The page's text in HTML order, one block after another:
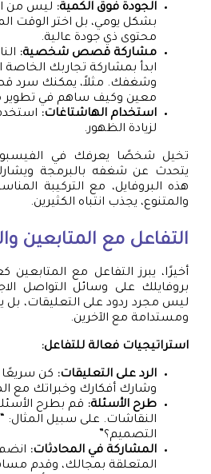
الجودة فوق الكمية: ليس من
بشكل يومي، بل اختر الوقت
محتوى ذي جودة عالية.
مشاركة قصص شخصية:
ابدأ بمشاركة تجاربك
وشغفك. مثلاً، يمكنك سرد
معين وكيف ساهم في تطوير
استخدام الهاشتاغات:
لزيادة الظهور.
تخيل شخصًا يعرفك في
يتحدث عن شغفه بالبرمجة
هذه البروفايل، مع التركيبة
والمتنوع، يجذب انتباه الكثيرين.
التفاعل مع المتابعين
أخيرًا، يبرز التفاعل مع
بروفايلك على وسائل التواصل
ليس مجرد ردود على التعليقات، بل
ومستدامة مع الآخرين.
استراتيجيات فعالة للتفاعل:
الرد على التعليقات: كن سريعًا
وشارك أفكارك وخبراتك مع
طرح الأسئلة: قم بطرح
النقاشات. على سبيل المثال:
التصميم؟”
المشاركة في المحادثات:
المتعلقة بمجالك، وقدم